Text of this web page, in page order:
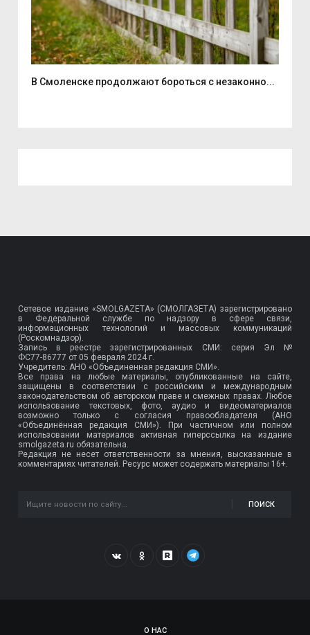
В Смоленске продолжают бороться с незаконно...
Сетевое издание «SMOLGAZETA» (СМОЛГАЗЕТА) зарегистрировано
в Федеральной службе по надзору в сфере связи,
информационных технологий и массовых коммуникаций
(Роскомнадзор).
Запись в реестре зарегистрированных СМИ: серия Эл №
ФС77-86777 от 05 февраля 2024 г.
Учредитель: АНО «Объединенная редакция СМИ».
Все права на любые материалы, опубликованные на сайте,
защищены в соответствии с российским и международным
законодательством об авторском праве и смежных правах. Любое
использование текстовых, фото, аудио и видеоматериалов
возможно только с согласия правообладателя (АНО
«Объединённая редакция СМИ»). При частичном или полном
использовании материалов активная гиперссылка на издание
smolgazeta.ru обязательна.
Редакция не несет ответственности за мнения, высказанные в
комментариях читателей. Ресурс может содержать материалы 16+.
ПОИСК
О НАС